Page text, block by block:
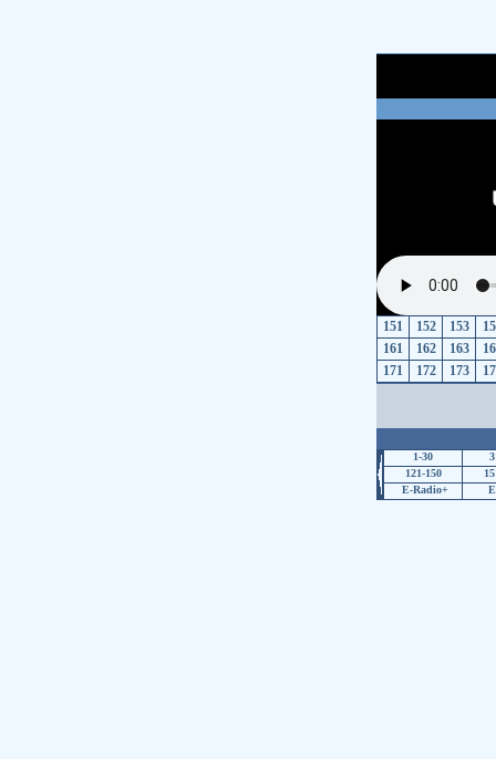
151 152 153
161
162 163
171
172 173
1-30
121-150
E-Radio+